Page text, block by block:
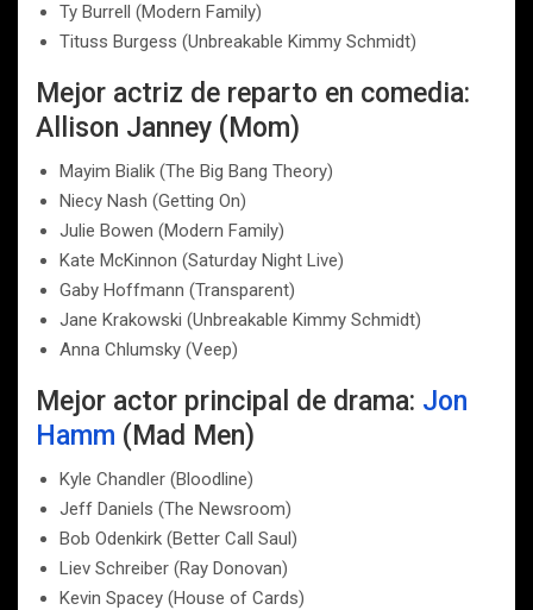
Ty Burrell (Modern Family)
Tituss Burgess (Unbreakable Kimmy Schmidt)
Mejor actriz de reparto en comedia:
Allison Janney (Mom)
Mayim Bialik (The Big Bang Theory)
Niecy Nash (Getting On)
Julie Bowen (Modern Family)
Kate McKinnon (Saturday Night Live)
Gaby Hoffmann (Transparent)
Jane Krakowski (Unbreakable Kimmy Schmidt)
Anna Chlumsky (Veep)
Mejor actor principal de drama: Jon
Hamm (Mad Men)
Kyle Chandler (Bloodline)
Jeff Daniels (The Newsroom)
Bob Odenkirk (Better Call Saul)
Liev Schreiber (Ray Donovan)
Kevin Spacey (House of Cards)